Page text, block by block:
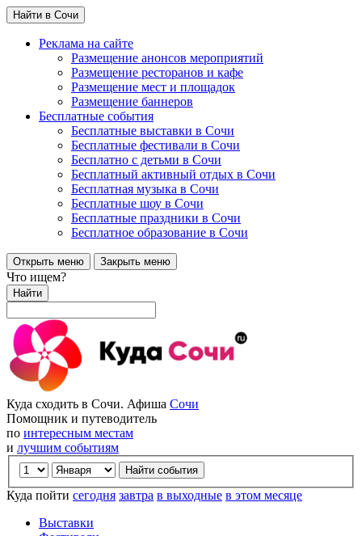
Найти в Сочи
Реклама на сайте
Размещение анонсов мероприятий
Размещение ресторанов и кафе
Размещение мест и площадок
Размещение баннеров
Бесплатные события
Бесплатные выставки в Сочи
Бесплатные фестивали в Сочи
Бесплатно с детьми в Сочи
Бесплатный активный отдых в Сочи
Бесплатная музыка в Сочи
Бесплатные шоу в Сочи
Бесплатные праздники в Сочи
Бесплатное образование в Сочи
Открыть меню Закрыть меню
Что ищем?
Найти
Куда сходить в Сочи. Афиша Сочи
Помощник и путеводитель
по интересным местам
и лучшим событиям
Куда пойти сегодня завтра в выходные в этом месяце
Выставки